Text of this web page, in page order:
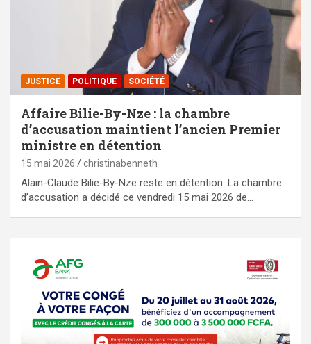
JUSTICE POLITIQUE SOCIÉTÉ
Affaire Bilie-By-Nze : la chambre
d’accusation maintient l’ancien Premier
ministre en détention
15 mai 2026 christinabenneth
Alain-Claude Bilie-By-Nze reste en détention. La chambre
d’accusation a décidé ce vendredi 15 mai 2026 de…